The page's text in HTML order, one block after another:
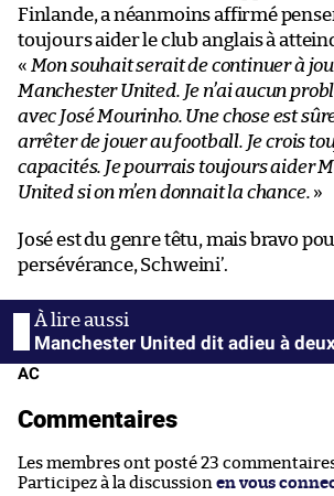
Finlande, a néanmoins affirmé
toujours aider le club anglais à
« Mon souhait serait de continuer à
Manchester United. Je n’ai aucun
avec José Mourinho. Une chose est
arrêter de jouer au football. Je crois
capacités. Je pourrais toujours aider
United si on m’en donnait la chance. »
José est du genre têtu, mais bravo
persévérance, Schweini’.
Manchester United dit adieu à
AC
Commentaires
Les membres ont posté 23
Participez à la discussion en vous